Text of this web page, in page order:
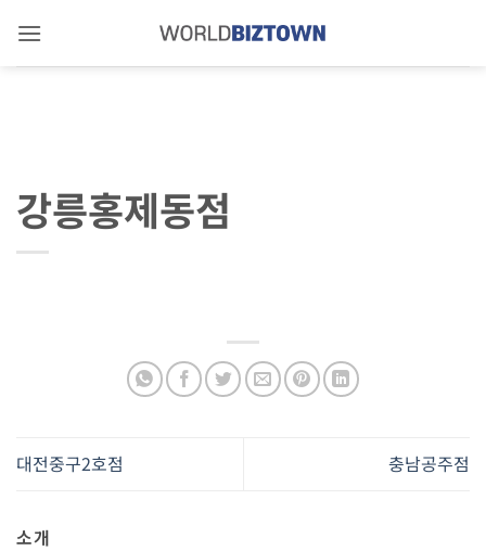
content
강릉홍제동점
대전중구2호점 충남공주점
소개